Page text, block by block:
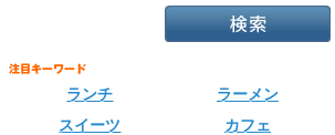
ランチ ラーメン
スイーツ
カフェ